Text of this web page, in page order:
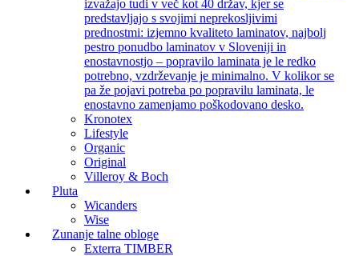
izvažajo tudi v več kot 40 držav, kjer se
predstavljajo s svojimi neprekosljivimi
prednostmi: izjemno kvaliteto laminatov, najbolj
pestro ponudbo laminatov v Sloveniji in
enostavnostjo – popravilo laminata je le redko
potrebno, vzdrževanje je minimalno. V kolikor se
pa že pojavi potreba po popravilu laminata, le
enostavno zamenjamo poškodovano desko.
Kronotex
Lifestyle
Organic
Original
Villeroy & Boch
Pluta
Wicanders
Wise
Zunanje talne obloge
Exterra TIMBER